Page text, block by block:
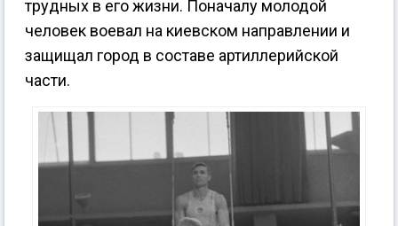
трудных в его жизни. Поначалу молодой
человек воевал на киевском направлении и
защищал город в составе артиллерийской
части.